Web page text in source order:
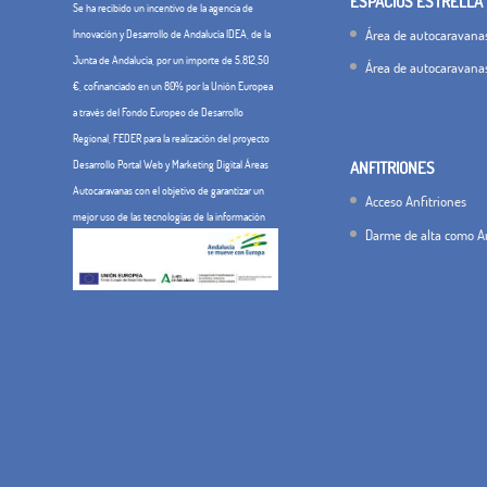
Se ha recibido un incentivo de la agencia de
Innovación y Desarrollo de Andalucía IDEA, de la
Junta de Andalucía, por un importe de 5.812,50
€, cofinanciado en un 80% por la Unión Europea
a través del Fondo Europeo de Desarrollo
Regional, FEDER para la realización del proyecto
Desarrollo Portal Web y Marketing Digital Áreas
Autocaravanas con el objetivo de garantizar un
mejor uso de las tecnologías de la información
Área de
Área de
ANFITRIONES
Acceso Anfitriones
Darme de alta como